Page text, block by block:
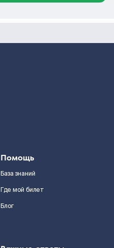
Помощь
База знаний
Где мой билет
Блог